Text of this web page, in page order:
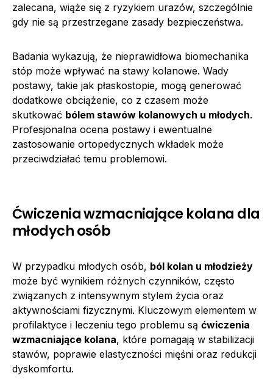
zalecana, wiąże się z ryzykiem urazów, szczególnie
gdy nie są przestrzegane zasady bezpieczeństwa.
Badania wykazują, że nieprawidłowa biomechanika
stóp może wpływać na stawy kolanowe. Wady
postawy, takie jak płaskostopie, mogą generować
dodatkowe obciążenie, co z czasem może
skutkować bólem stawów kolanowych u młodych.
Profesjonalna ocena postawy i ewentualne
zastosowanie ortopedycznych wkładek może
przeciwdziałać temu problemowi.
Ćwiczenia wzmacniające kolana dla
młodych osób
W przypadku młodych osób, ból kolan u młodzieży
może być wynikiem różnych czynników, często
związanych z intensywnym stylem życia oraz
aktywnościami fizycznymi. Kluczowym elementem w
profilaktyce i leczeniu tego problemu są ćwiczenia
wzmacniające kolana, które pomagają w stabilizacji
stawów, poprawie elastyczności mięśni oraz redukcji
dyskomfortu.